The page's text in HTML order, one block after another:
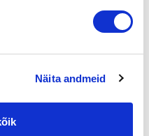
Näita andmeid
finaaliin 100 parhaan
valitaan Startup ja
järjestetään
ja osallistujat
yrityskaupat), Mikko